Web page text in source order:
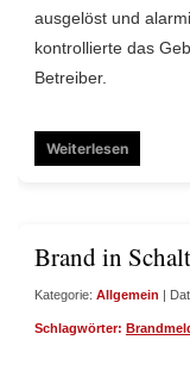
ausgelöst und
kontrollierte das
Betreiber.
Weiterlesen
Brand in
Kategorie: Allgemein |
Schlagwörter: